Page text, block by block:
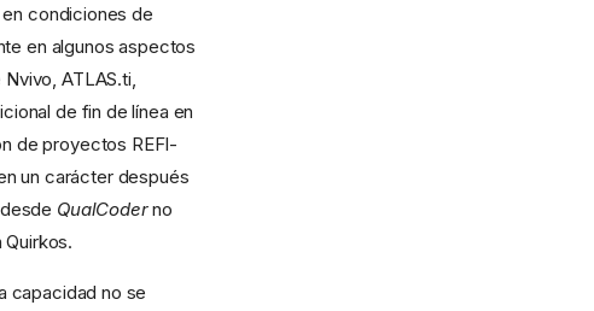
condiciones de
en algunos aspectos
ATLAS.ti,
de fin de línea en
de proyectos REFI-
un carácter después
QualCoderno
capacidad no se